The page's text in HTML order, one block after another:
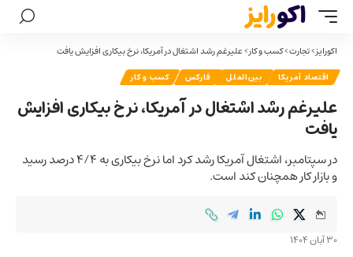
اکورایز>تجارت>کسب و کار>علیرغم رشد اشتغال در آمریکا، نرخ بیکاری افزایش یافت
اقتصاد آمریکا بین‌الملل فارکس کسب و کار
علیرغم رشد اشتغال در آمریکا، نرخ بیکاری افزایش
یافت
در سپتامبر، اشتغال آمریکا رشد کرد اما نرخ بیکاری به ۴/۴ درصد رسید
و بازار کار همچنان کند است.
30 آبان 1404